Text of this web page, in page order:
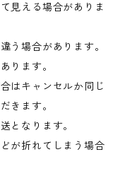
見える場合がありま
う場合があります。
ります。
はキャンセルか同じ
きます。
となります。
が折れてしまう場合